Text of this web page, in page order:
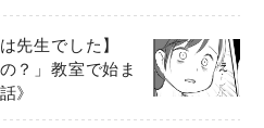
先生でした】
？」教室で始ま
》